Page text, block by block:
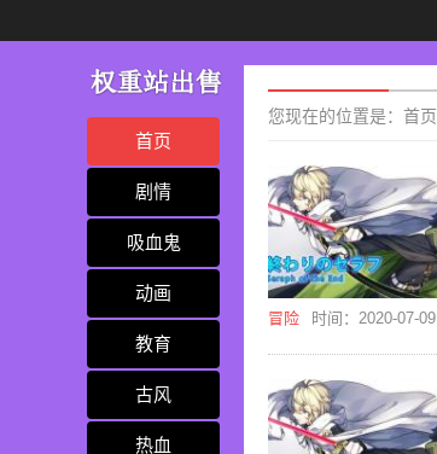
首页
剧情
吸血鬼
动画
教育
古风
热血
您现在的位置是： 首页
冒险 时间：2020-07-09